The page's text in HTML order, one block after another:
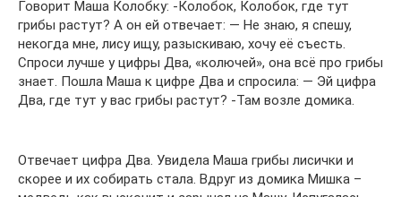
Говорит Маша Колобку: -Колобок, Колобок, где тут
грибы растут? А он ей отвечает: — Не знаю, я спешу,
некогда мне, лису ищу, разыскиваю, хочу её съесть.
Спроси лучше у цифры Два, «колючей», она всё про грибы
знает. Пошла Маша к цифре Два и спросила: — Эй цифра
Два, где тут у вас грибы растут? -Там возле домика.
Отвечает цифра Два. Увидела Маша грибы лисички и
скорее и их собирать стала. Вдруг из домика Мишка –